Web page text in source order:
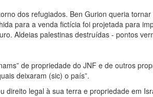
dos refugiados. Ben Gurion queria
para a venda fictícia foi projetada para
Aldeias palestinas destruídas - pontos
de propriedade do JNF e de outros
deixaram (sic) o país”.
legal à sua terra e propriedade em